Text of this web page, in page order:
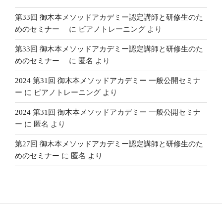
第33回 御木本メソッドアカデミー認定講師と研修生のた
めのセミナー
に ピアノトレーニング より
第33回 御木本メソッドアカデミー認定講師と研修生のた
めのセミナー
に 匿名 より
2024 第31回 御木本メソッドアカデミー 一般公開セミナ
ー に ピアノトレーニング より
2024 第31回 御木本メソッドアカデミー 一般公開セミナ
ー に 匿名 より
第27回 御木本メソッドアカデミー認定講師と研修生のた
めのセミナー に 匿名 より